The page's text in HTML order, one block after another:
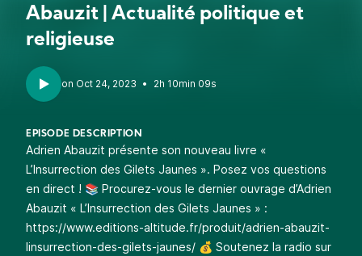
Abauzit | Actualité politique et
religieuse
• 2h 10min 09s
EPISODE DESCRIPTION
Adrien Abauzit présente son nouveau livre «
L’Insurrection des Gilets Jaunes ». Posez vos questions
en direct ! 📚 Procurez-vous le dernier ouvrage d’Adrien
Abauzit « L’Insurrection des Gilets Jaunes » :
https://www.editions-altitude.fr/produit/adrien-abauzit-
linsurrection-des-gilets-jaunes/ 💰 Soutenez la radio sur